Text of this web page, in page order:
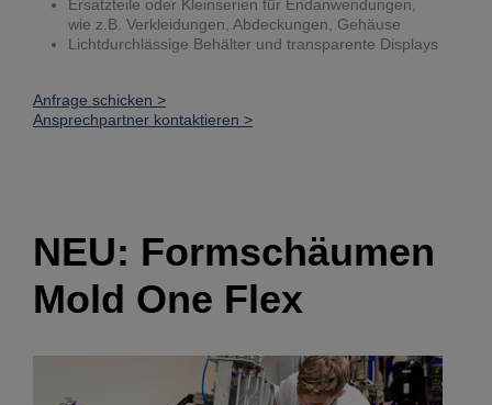
Ersatzteile oder Kleinserien für Endanwendungen,
wie z.B. Verkleidungen, Abdeckungen, Gehäuse
Lichtdurchlässige Behälter und transparente Displays
Anfrage schicken >
Ansprechpartner kontaktieren >
NEU: Formschäumen
Mold One Flex